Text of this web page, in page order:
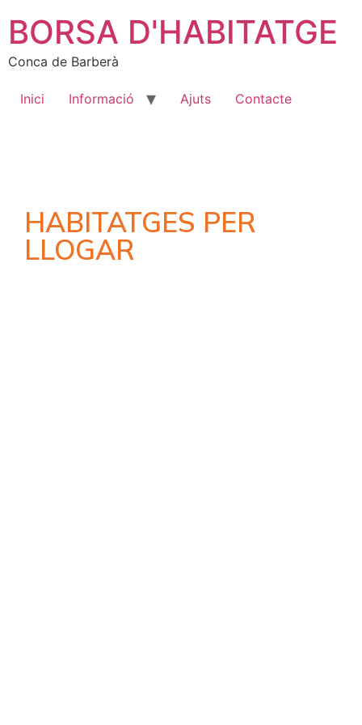
BORSA D'HABITATGE
Conca de Barberà
Inici Informació Ajuts Contacte
HABITATGES PER
LLOGAR